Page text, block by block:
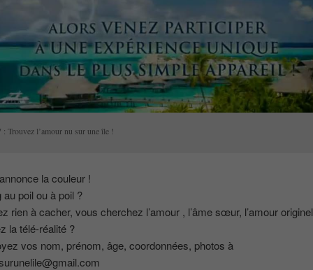
: Trouvez l’amour nu sur une île !
la couleur !
au poil ou à poil ?
rien à cacher, vous cherchez l’amour , l’âme sœur, l’amour
la télé-réalité ?
vos nom, prénom, âge, coordonnées, photos à